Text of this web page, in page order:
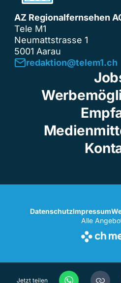
Jetzt teilen
AZ Regionalfernsehen
Tele M1
Neumattstrasse 1
5001 Aarau
redaktion@telem1.ch
DatenschutzImpressum
Alle